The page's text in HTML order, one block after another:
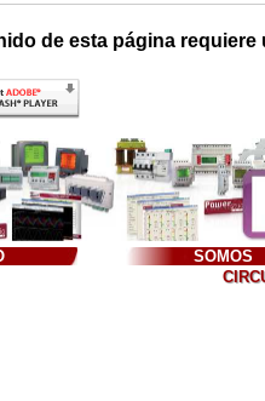
de esta página
SOMOS